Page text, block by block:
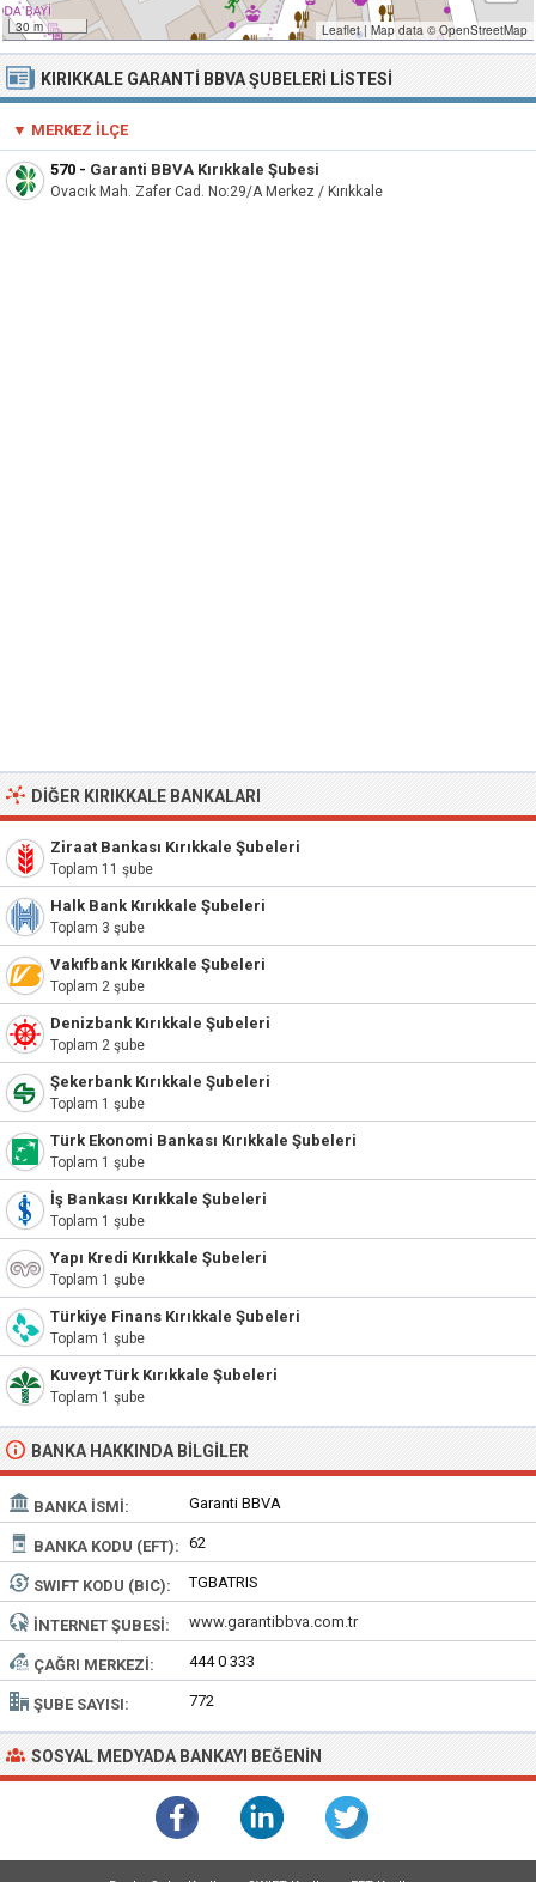
30 m Leaflet | Map data ©OpenStreetMap
KIRIKKALE GARANTI BBVA ŞUBELERI LISTESI
▼ MERKEZ İLÇE
570 - Garanti BBVA Kırıkkale Şubesi
Ovacık Mah. Zafer Cad. No:29/A Merkez / Kırıkkale
DIĞER KIRIKKALE BANKALARI
Ziraat Bankası Kırıkkale Şubeleri
Toplam 11 şube
Halk Bank Kırıkkale Şubeleri
Toplam 3 şube
Vakıfbank Kırıkkale Şubeleri
Toplam 2 şube
Denizbank Kırıkkale Şubeleri
Toplam 2 şube
Şekerbank Kırıkkale Şubeleri
Toplam 1 şube
Türk Ekonomi Bankası Kırıkkale Şubeleri
Toplam 1 şube
İş Bankası Kırıkkale Şubeleri
Toplam 1 şube
Yapı Kredi Kırıkkale Şubeleri
Toplam 1 şube
Türkiye Finans Kırıkkale Şubeleri
Toplam 1 şube
Kuveyt Türk Kırıkkale Şubeleri
Toplam 1 şube
BANKA HAKKINDA BILGILER
BANKA İSMI: Garanti BBVA
BANKA KODU (EFT): 62
SWIFT KODU (BIC): TGBATRIS
İNTERNET ŞUBESI: www.garantibbva.com.tr
ÇAĞRI MERKEZI: 444 0 333
ŞUBE SAYISI: 772
SOSYAL MEDYADA BANKAYI BEĞENIN